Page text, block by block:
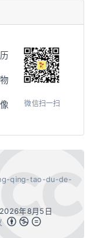
微信扫一扫
qing-tao-du-de-
2026年8月5日